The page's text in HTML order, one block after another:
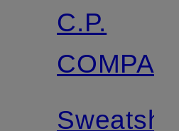
C.P.
COMPANY
Sweatshirt